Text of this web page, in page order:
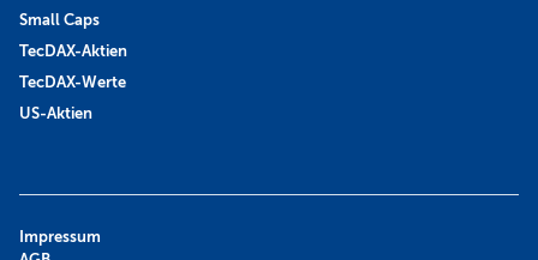
Small Caps
TecDAX-Aktien
TecDAX-Werte
US-Aktien
Impressum